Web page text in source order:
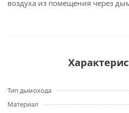
воздуха из помещения через
Тип дымохода
Материал